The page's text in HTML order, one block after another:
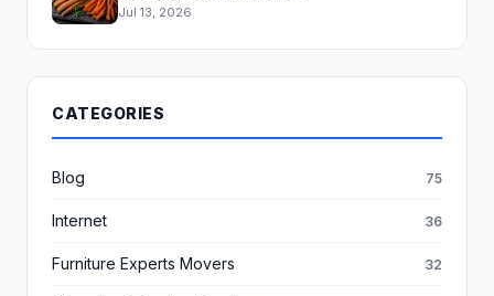
Jul 13, 2026
CATEGORIES
Blog 75
Internet 36
Furniture Experts Movers 32